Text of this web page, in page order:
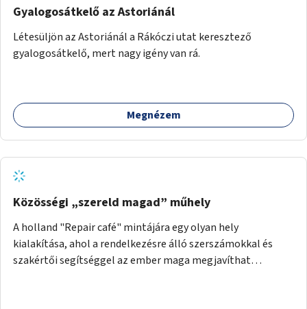
Gyalogosátkelő az Astoriánál
Létesüljön az Astoriánál a Rákóczi utat keresztező
gyalogosátkelő, mert nagy igény van rá.
Megnézem
Közösségi „szereld magad” műhely
A holland "Repair café" mintájára egy olyan hely
kialakítása, ahol a rendelkezésre álló szerszámokkal és
szakértői segítséggel az ember maga megjavíthat